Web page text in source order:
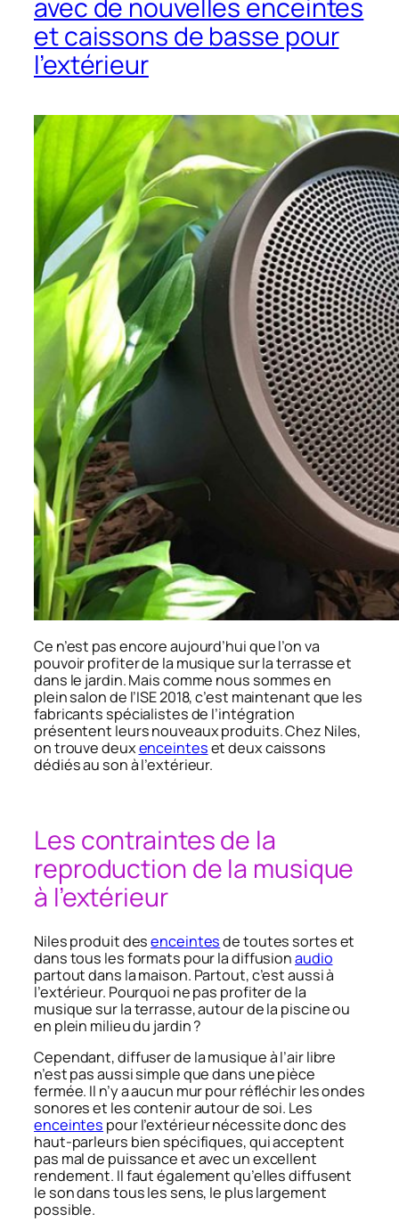
avec de nouvelles enceintes
et caissons de basse pour
l’extérieur
Ce n’est pas encore aujourd’hui que l’on va
pouvoir profiter de la musique sur la terrasse et
dans le jardin. Mais comme nous sommes en
plein salon de l’ISE 2018, c’est maintenant que les
fabricants spécialistes de l’intégration
présentent leurs nouveaux produits. Chez Niles,
on trouve deuxenceinteset deux caissons
dédiés au son à l’extérieur.
Les contraintes de la
reproduction de la musique
à l’extérieur
Niles produit desenceintesde toutes sortes et
dans tous les formats pour la diffusionaudio
partout dans la maison. Partout, c’est aussi à
l’extérieur. Pourquoi ne pas profiter de la
musique sur la terrasse, autour de la piscine ou
en plein milieu du jardin ?
Cependant, diffuser de la musique à l’air libre
n’est pas aussi simple que dans une pièce
fermée. Il n’y a aucun mur pour réfléchir les ondes
sonores et les contenir autour de soi. Les
enceintes pour l’extérieur nécessite donc des
haut-parleurs bien spécifiques, qui acceptent
pas mal de puissance et avec un excellent
rendement. Il faut également qu’elles diffusent
le son dans tous les sens, le plus largement
possible.